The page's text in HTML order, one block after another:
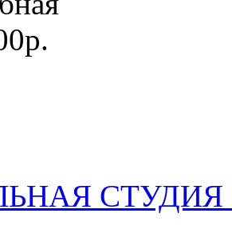
СТУДИЯ